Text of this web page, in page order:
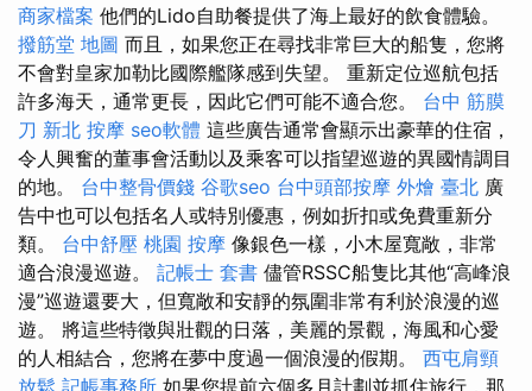
商家檔案 他們的Lido自助餐提供了海上最好的飲食體驗。
撥筋堂 地圖 而且，如果您正在尋找非常巨大的船隻，您將
不會對皇家加勒比國際艦隊感到失望。 重新定位巡航包括
許多海天，通常更長，因此它們可能不適合您。 台中 筋膜
刀 新北 按摩 seo軟體 這些廣告通常會顯示出豪華的住宿，
令人興奮的董事會活動以及乘客可以指望巡遊的異國情調目
的地。 台中整骨價錢 谷歌seo 台中頭部按摩 外燴 臺北 廣
告中也可以包括名人或特別優惠，例如折扣或免費重新分
類。 台中舒壓 桃園 按摩 像銀色一樣，小木屋寬敞，非常
適合浪漫巡遊。 記帳士 套書 儘管RSSC船隻比其他“高峰浪
漫”巡遊還要大，但寬敞和安靜的氛圍非常有利於浪漫的巡
遊。 將這些特徵與壯觀的日落，美麗的景觀，海風和心愛
的人相結合，您將在夢中度過一個浪漫的假期。 西屯肩頸
放鬆 記帳事務所 如果您提前六個多月計劃並抓住旅行，那